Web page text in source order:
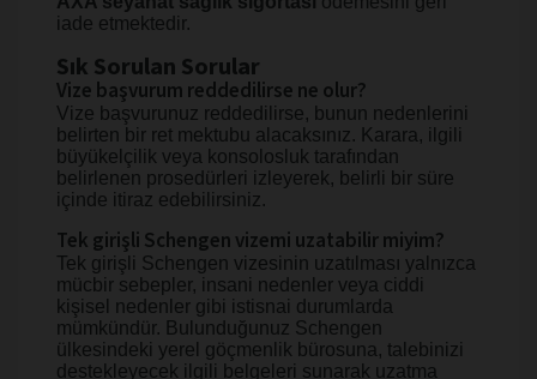
iade etmektedir.
Sık Sorulan Sorular
Vize başvurum reddedilirse ne olur?
Vize başvurunuz reddedilirse, bunun nedenlerini
belirten bir ret mektubu alacaksınız. Karara, ilgili
büyükelçilik veya konsolosluk tarafından
belirlenen prosedürleri izleyerek, belirli bir süre
içinde itiraz edebilirsiniz.
Tek girişli Schengen vizemi uzatabilir miyim?
Tek girişli Schengen vizesinin uzatılması yalnızca
mücbir sebepler, insani nedenler veya ciddi
kişisel nedenler gibi istisnai durumlarda
mümkündür. Bulunduğunuz Schengen
ülkesindeki yerel göçmenlik bürosuna, talebinizi
destekleyecek ilgili belgeleri sunarak uzatma